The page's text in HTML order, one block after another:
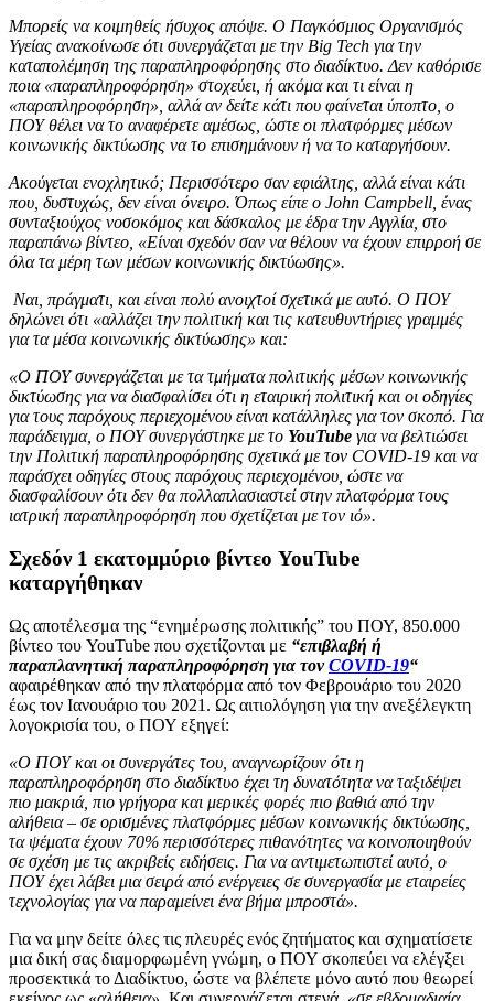
Μπορείς να κοιμηθείς ήσυχος απόψε. Ο Παγκόσμιος Οργανισμός
Υγείας ανακοίνωσε ότι συνεργάζεται με την Big Tech για την
καταπολέμηση της παραπληροφόρησης στο διαδίκτυο. Δεν καθόρισε
ποια «παραπληροφόρηση» στοχεύει, ή ακόμα και τι είναι η
«παραπληροφόρηση», αλλά αν δείτε κάτι που φαίνεται ύποπτο, ο
ΠΟΥ θέλει να το αναφέρετε αμέσως, ώστε οι πλατφόρμες μέσων
κοινωνικής δικτύωσης να το επισημάνουν ή να το καταργήσουν.
Ακούγεται ενοχλητικό; Περισσότερο σαν εφιάλτης, αλλά είναι κάτι
που, δυστυχώς, δεν είναι όνειρο. Όπως είπε ο John Campbell, ένας
συνταξιούχος νοσοκόμος και δάσκαλος με έδρα την Αγγλία, στο
παραπάνω βίντεο, «Είναι σχεδόν σαν να θέλουν να έχουν επιρροή σε
όλα τα μέρη των μέσων κοινωνικής δικτύωσης».
Ναι, πράγματι, και είναι πολύ ανοιχτοί σχετικά με αυτό. Ο ΠΟΥ
δηλώνει ότι «αλλάζει την πολιτική και τις κατευθυντήριες γραμμές
για τα μέσα κοινωνικής δικτύωσης» και:
«Ο ΠΟΥ συνεργάζεται με τα τμήματα πολιτικής μέσων κοινωνικής
δικτύωσης για να διασφαλίσει ότι η εταιρική πολιτική και οι οδηγίες
για τους παρόχους περιεχομένου είναι κατάλληλες για τον σκοπό. Για
παράδειγμα, ο ΠΟΥ συνεργάστηκε με το YouTube για να βελτιώσει
την Πολιτική παραπληροφόρησης σχετικά με τον COVID-19 και να
παράσχει οδηγίες στους παρόχους περιεχομένου, ώστε να
διασφαλίσουν ότι δεν θα πολλαπλασιαστεί στην πλατφόρμα τους
ιατρική παραπληροφόρηση που σχετίζεται με τον ιό».
Σχεδόν 1 εκατομμύριο βίντεο YouTube
καταργήθηκαν
Ως αποτέλεσμα της “ενημέρωσης πολιτικής” του ΠΟΥ, 850.000
βίντεο του YouTube που σχετίζονται με “επιβλαβή ή
παραπλανητική παραπληροφόρηση για τονCOVID-19“
αφαιρέθηκαν από την πλατφόρμα από τον Φεβρουάριο του 2020
έως τον Ιανουάριο του 2021. Ως αιτιολόγηση για την ανεξέλεγκτη
λογοκρισία του, ο ΠΟΥ εξηγεί:
«Ο ΠΟΥ και οι συνεργάτες του, αναγνωρίζουν ότι η
παραπληροφόρηση στο διαδίκτυο έχει τη δυνατότητα να ταξιδέψει
πιο μακριά, πιο γρήγορα και μερικές φορές πιο βαθιά από την
αλήθεια – σε ορισμένες πλατφόρμες μέσων κοινωνικής δικτύωσης,
τα ψέματα έχουν 70% περισσότερες πιθανότητες να κοινοποιηθούν
σε σχέση με τις ακριβείς ειδήσεις. Για να αντιμετωπιστεί αυτό, ο
ΠΟΥ έχει λάβει μια σειρά από ενέργειες σε συνεργασία με εταιρείες
τεχνολογίας για να παραμείνει ένα βήμα μπροστά».
Για να μην δείτε όλες τις πλευρές ενός ζητήματος και σχηματίσετε
μια δική σας διαμορφωμένη γνώμη, ο ΠΟΥ σκοπεύει να ελέγξει
προσεκτικά το Διαδίκτυο, ώστε να βλέπετε μόνο αυτό που θεωρεί